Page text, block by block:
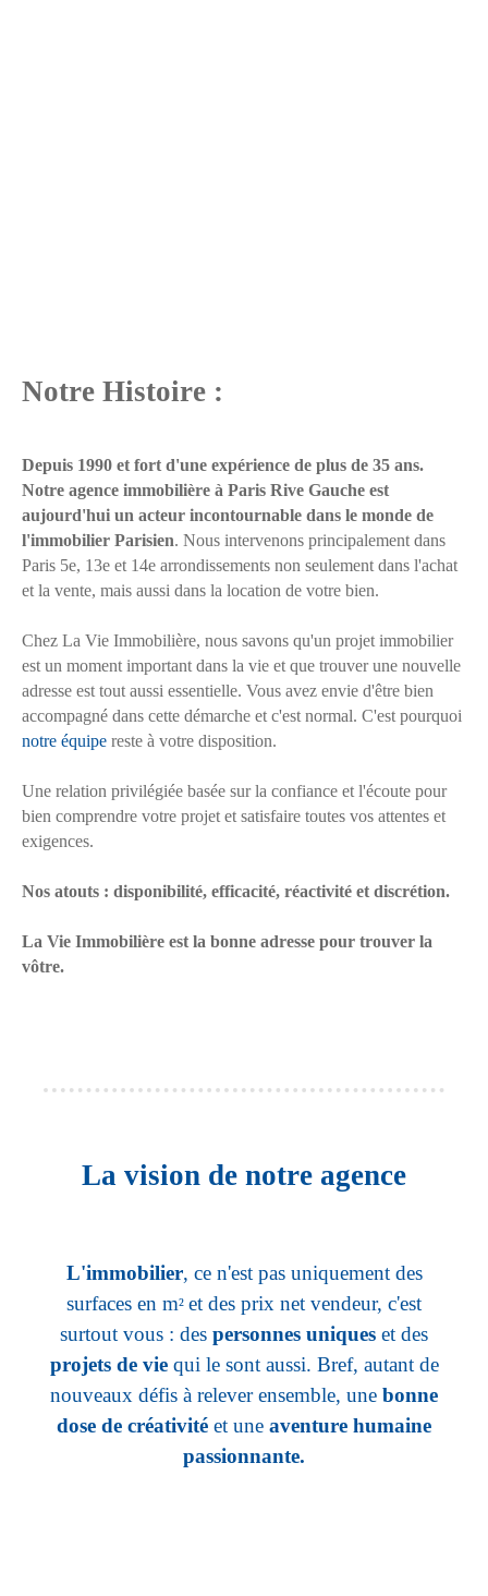
Notre Histoire :
Depuis 1990 et fort d'une expérience de plus de 35 ans.
Notre agence immobilière à Paris Rive Gauche est
aujourd'hui un acteur incontournable dans le monde de
l'immobilier Parisien. Nous intervenons principalement dans
Paris 5e, 13e et 14e arrondissements non seulement dans l'achat
et la vente, mais aussi dans la location de votre bien.
Chez La Vie Immobilière, nous savons qu'un projet immobilier
est un moment important dans la vie et que trouver une nouvelle
adresse est tout aussi essentielle. Vous avez envie d'être bien
accompagné dans cette démarche et c'est normal. C'est pourquoi
notre équipe reste à votre disposition.
Une relation privilégiée basée sur la confiance et l'écoute pour
bien comprendre votre projet et satisfaire toutes vos attentes et
exigences.
Nos atouts : disponibilité, efficacité, réactivité et discrétion.
La Vie Immobilière est la bonne adresse pour trouver la
vôtre.
La vision de notre agence
L'immobilier, ce n'est pas uniquement des
surfaces en m² et des prix net vendeur, c'est
surtout vous : des personnes uniques et des
projets de viequi le sont aussi. Bref, autant de
nouveaux défis à relever ensemble, une bonne
dose de créativité et une aventure humaine
passionnante.